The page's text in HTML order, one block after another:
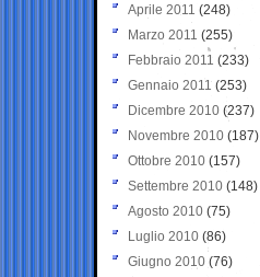
Aprile 2011 (248)
Marzo 2011 (255)
Febbraio 2011 (233)
Gennaio 2011 (253)
Dicembre 2010 (237)
Novembre 2010 (187)
Ottobre 2010 (157)
Settembre 2010 (148)
Agosto 2010 (75)
Luglio 2010 (86)
Giugno 2010 (76)